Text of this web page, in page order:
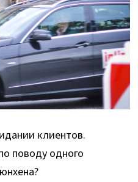
клиентов.
поводу одного